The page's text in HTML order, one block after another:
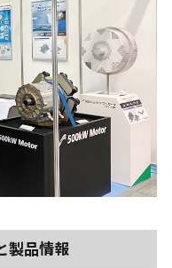
製品情報